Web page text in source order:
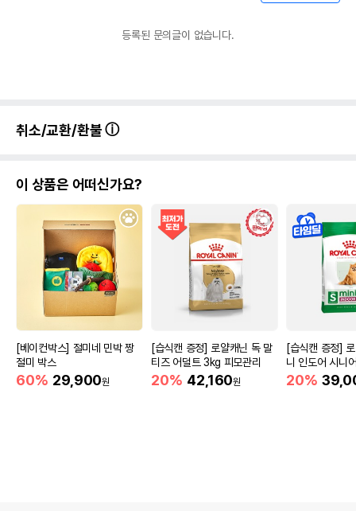
등록된 문의글이 없습니다.
취소/교환/환불
이 상품은 어떠신가요?
[베이컨박스] 절미네 민박 짱
절미 박스
60% 29,900원
[습식캔 증정] 로얄캐닌 독 말
티즈 어덜트 3kg 피모관리
20% 42,160원
[습식캔 증정]
니 인도어 시니
움
20%